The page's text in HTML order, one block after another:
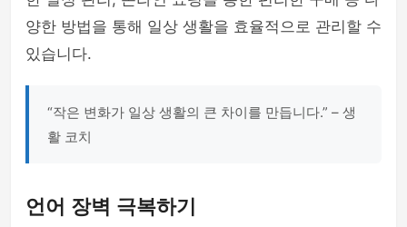
양한 방법을 통해 일상 생활을 효율적으로 관리할 수
있습니다.
“작은 변화가 일상 생활의 큰 차이를 만듭니다.” – 생
활 코치
언어 장벽 극복하기